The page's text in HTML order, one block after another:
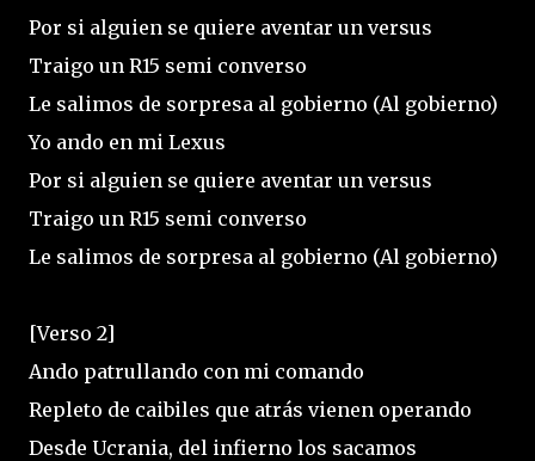
Por si alguien se quiere aventar un versus
Traigo un R15 semi converso
Le salimos de sorpresa al gobierno (Al gobierno)
Yo ando en mi Lexus
Por si alguien se quiere aventar un versus
Traigo un R15 semi converso
Le salimos de sorpresa al gobierno (Al gobierno)
[Verso 2]
Ando patrullando con mi comando
Repleto de caibiles que atrás vienen operando
Desde Ucrania, del infierno los sacamos